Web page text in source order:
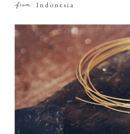
Indonesia